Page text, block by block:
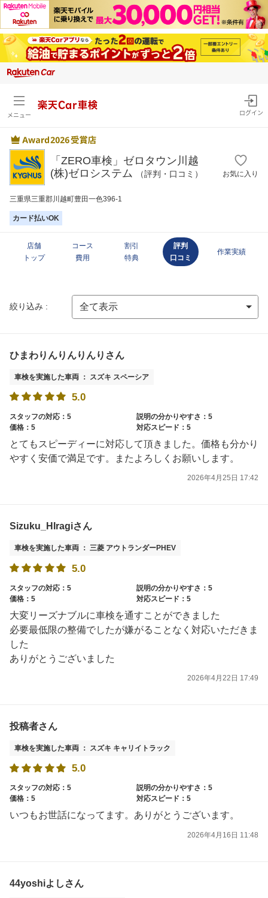
メニュー
楽天Car車検
ログイン
「ZERO車検」ゼロタウン川越
(株)ゼロシステム
（評判・口コミ） お気に入り
三重県三重郡川越町豊田一色396-1
カード払いOK
店舗
トップ
コース
費用
割引
特典
評判
口コミ
作業実績
絞り込み :
ひまわりんりんりんりさん
車検を実施した車両 ： スズキ スペーシア
5.0
スタッフの対応：5
説明の分かりやすさ：5
価格：5
対応スピード：5
とてもスピーディーに対応して頂きました。価格も分かり
やすく安価で満足です。またよろしくお願いします。
2026年4月25日 17:42
Sizuku_HIragiさん
車検を実施した車両 ： 三菱 アウトランダーPHEV
5.0
スタッフの対応：5
説明の分かりやすさ：5
価格：5
対応スピード：5
大変リーズナブルに車検を通すことができました
必要最低限の整備でしたが嫌がることなく対応いただきま
した
ありがとうございました
2026年4月22日 17:49
投稿者さん
車検を実施した車両 ： スズキ キャリイトラック
5.0
スタッフの対応：5
説明の分かりやすさ：5
価格：5
対応スピード：5
いつもお世話になってます。ありがとうございます。
2026年4月16日 11:48
44yoshiよしさん